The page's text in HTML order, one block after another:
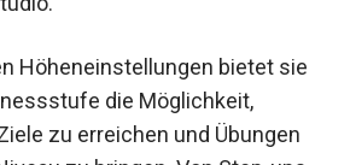
Fitnessstudio.
Höheneinstellungen bietet sie
die Möglichkeit,
zu erreichen und Übungen